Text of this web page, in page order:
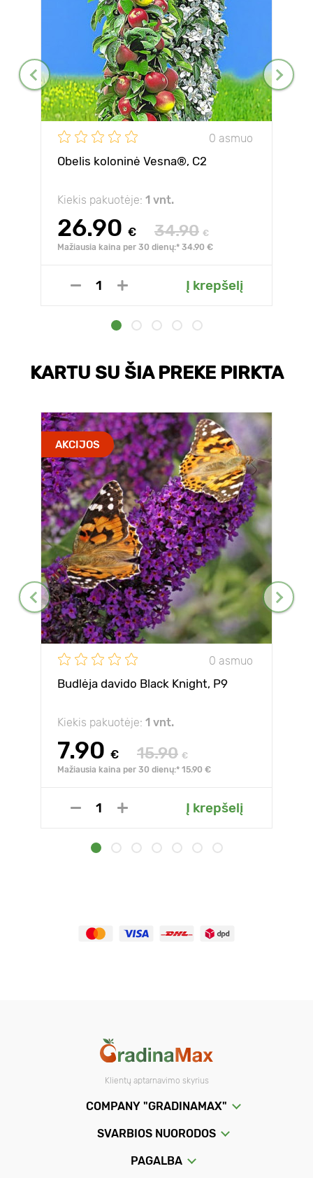
0 asmuo
Obelis koloninė Vesna®, C2
Kiekis pakuotėje: 1 vnt.
26.90 € 34.90 €
Mažiausia kaina per 30 dienų:* 34.90 €
Į krepšelį
KARTU SU ŠIA PREKE PIRKTA
AKCIJOS
0 asmuo
Budlėja davido Black Knight, P9
Kiekis pakuotėje: 1 vnt.
7.90 € 15.90 €
Mažiausia kaina per 30 dienų:* 15.90 €
Į krepšelį
Klientų aptarnavimo skyrius
COMPANY "GRADINAMAX"
SVARBIOS NUORODOS
PAGALBA